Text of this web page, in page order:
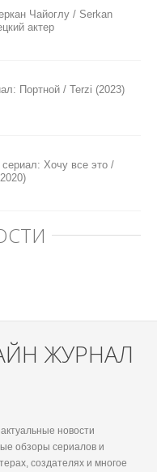
Чайоглу / Serkan
актер
Портной / Terzi (2023)
сериал: Хочу все это /
ЖУРНАЛ
новости
обзоры сериалов и
создателях и многое